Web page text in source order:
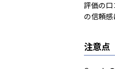
評価の
の信頼
注意点